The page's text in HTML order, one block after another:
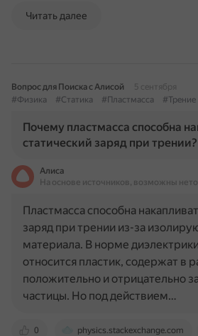
Читать далее
Вопрос для Поиска с Алисой
5 сентября
#Физика
#Статика #Пластмасса #Трение
Почему пластмасса способна
статический заряд при трении?
Алиса
На основе источников, возможны
0 physics.stackexchange.com
Пластмасса способна
заряд при трении из-за
материала. В норме
относится пластик, содержат в
положительно и отрицательно
частицы. Но под действием…